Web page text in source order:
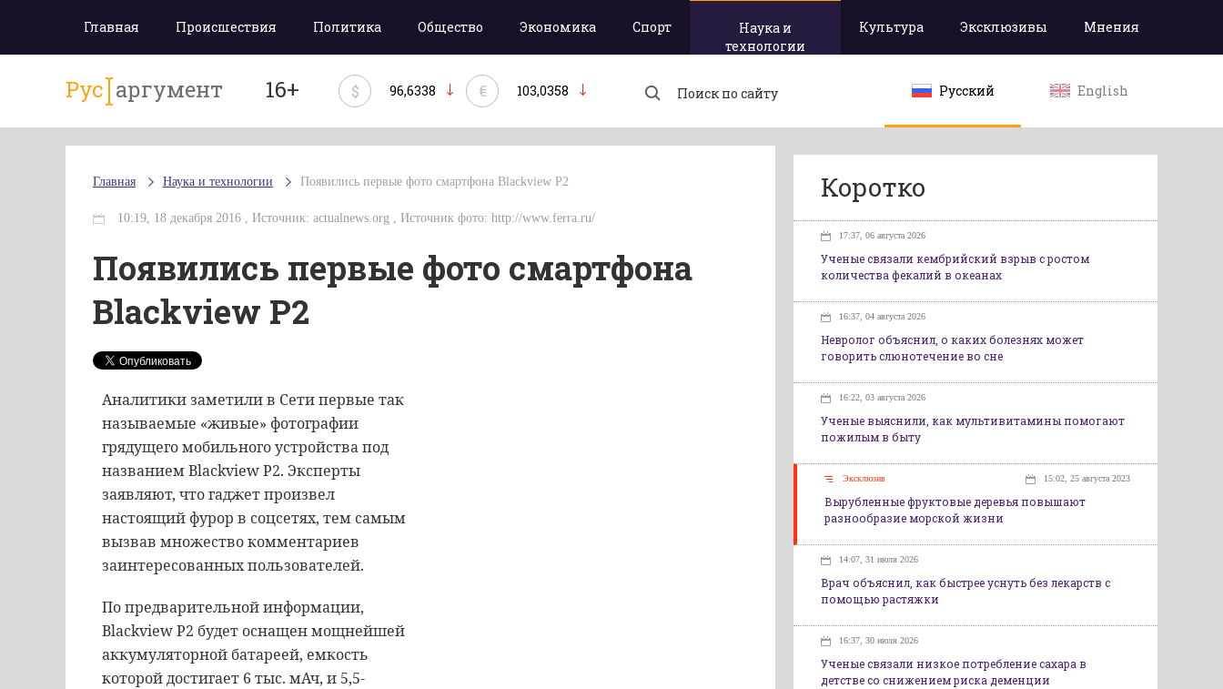
Главная Происшествия Политика Общество Экономика Спорт
Наука и
технологии
Культура Эксклюзивы Мнения
Рус аргумент 16+ $ 96,6338 € 103,0358 Русский English
Главная Наука и технологии Появились первые фото смартфона Blackview P2
10:19, 18 декабря 2016 , Источник: actualnews.org , Источник фото: http://www.ferra.ru/
Появились первые фото смартфона
Blackview P2
Аналитики заметили в Сети первые так
называемые «живые» фотографии
грядущего мобильного устройства под
названием Blackview P2. Эксперты
заявляют, что гаджет произвел
настоящий фурор в соцсетях, тем самым
вызвав множество комментариев
заинтересованных пользователей.
По предварительной информации,
Blackview P2 будет оснащен мощнейшей
аккумуляторной батареей, емкость
которой достигает 6 тыс. мАч, и 5,5-
Коротко
17:37, 06 августа 2026
Ученые связали кембрийский взрыв с ростом
количества фекалий в океанах
16:37, 04 августа 2026
Невролог объяснил, о каких болезнях может
говорить слюнотечение во сне
16:22, 03 августа 2026
Ученые выяснили, как мультивитамины помогают
пожилым в быту
Эксклюзив 15:02, 25 августа 2023
Вырубленные фруктовые деревья повышают
разнообразие морской жизни
14:07, 31 июля 2026
Врач объяснил, как быстрее уснуть без лекарств с
помощью растяжки
16:37, 30 июля 2026
Ученые связали низкое потребление сахара в
детстве со снижением риска деменции